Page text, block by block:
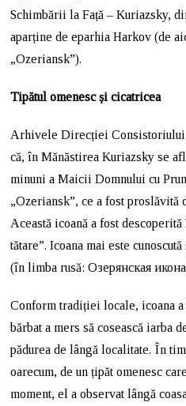
Schimbării la Față – Kuriazsky,
aparține de eparhia Harkov (de
„Ozeriansk”).
Tipătul omenesc și cicatricea
Arhivele Direcției Consistoriului
că, în Mănăstirea Kuriazsky se
minuni a Maicii Domnului cu
„Ozeriansk”, ce a fost
Această icoană a fost
tătare”. Icoana mai este
(în limba rusă: Озерянская
Conform tradiției locale, icoana
bărbat a mers să cosească iarba
pădurea de lângă localitate. În
oarecum, de un țipăt omenesc
moment, el a observat lângă